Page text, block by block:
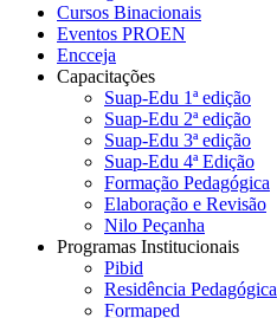
Cursos Binacionais
Eventos PROEN
Encceja
Capacitações
Suap-Edu 1ª edição
Suap-Edu 2ª edição
Suap-Edu 3ª edição
Suap-Edu 4ª Edição
Formação Pedagógica
Elaboração e Revisão
Nilo Peçanha
Programas Institucionais
Pibid
Residência Pedagógica
Formaped